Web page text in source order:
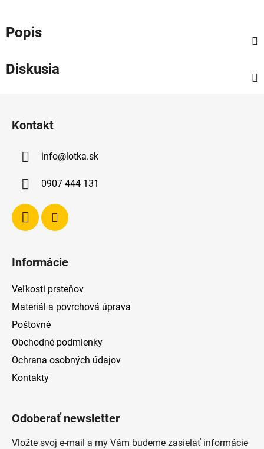
Popis
Diskusia
Kontakt
info@lotka.sk
0907 444 131
Informácie
Veľkosti prsteňov
Materiál a povrchová úprava
Poštovné
Obchodné podmienky
Ochrana osobných údajov
Kontakty
Odoberať newsletter
Vložte svoj e-mail a my Vám budeme zasielať informácie